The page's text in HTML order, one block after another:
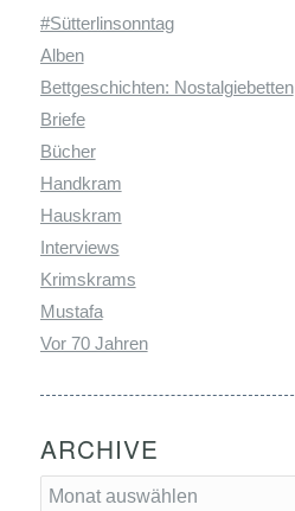
#Sütterlinsonntag
Alben
Bettgeschichten: Nostalgiebetten
Briefe
Bücher
Handkram
Hauskram
Interviews
Krimskrams
Mustafa
Vor 70 Jahren
ARCHIVE